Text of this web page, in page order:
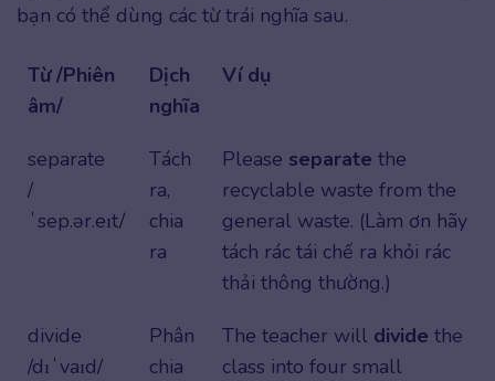
bạn có thể dùng các từ trái nghĩa sau.
Từ /Phiên
âm/
Dịch
nghĩa
Ví dụ
separate
/
ˈsep.ər.eɪt/
Tách
ra,
chia
ra
Please separate the
recyclable waste from the
general waste. (Làm ơn hãy
tách rác tái chế ra khỏi rác
thải thông thường.)
divide
/dɪˈvaɪd/
Phân
chia
The teacher will divide the
class into four small